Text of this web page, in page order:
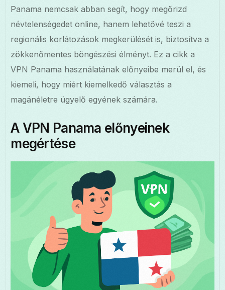
Panama nemcsak abban segít, hogy megőrizd
névtelenségedet online, hanem lehetővé teszi a
regionális korlátozások megkerülését is, biztosítva a
zökkenőmentes böngészési élményt. Ez a cikk a
VPN Panama használatának előnyeibe merül el, és
kiemeli, hogy miért kiemelkedő választás a
magánéletre ügyelő egyének számára.
A VPN Panama előnyeinek
megértése